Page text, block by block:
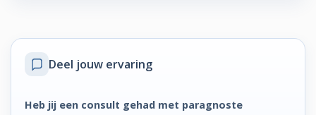
Deel jouw ervaring
Heb jij een consult gehad met paragnoste